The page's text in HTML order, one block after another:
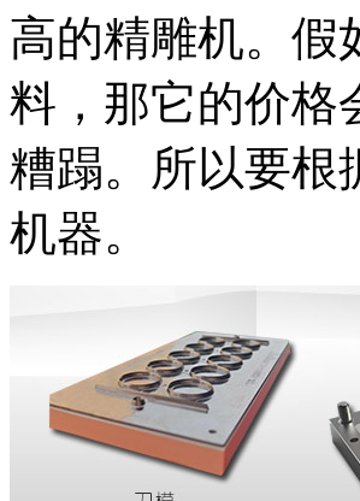
高的精雕机。假
料，那它的价格
糟蹋。所以要根
机器。